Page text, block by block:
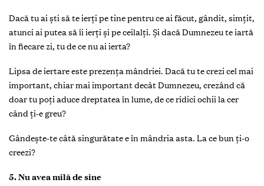
Dacă tu ai ști să te ierţi pe tine pentru ce ai făcut, gândit, simţit,
atunci ai putea să îi ierţi și pe ceilalţi. Și dacă Dumnezeu te iartă
în fiecare zi, tu de ce nu ai ierta?
Lipsa de iertare este prezenţa mândriei. Dacă tu te crezi cel mai
important, chiar mai important decât Dumnezeu, crezând că
doar tu poţi aduce dreptatea în lume, de ce ridici ochii la cer
când ţi-e greu?
Gândește-te câtă singurătate e în mândria asta. La ce bun ţi-o
creezi?
5. Nu avea milă de sine